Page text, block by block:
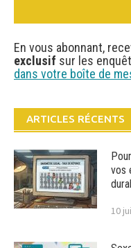
En vous abonnant,
exclusif sur les
dans votre boîte de
ARTICLES RÉCENTS
vos
10